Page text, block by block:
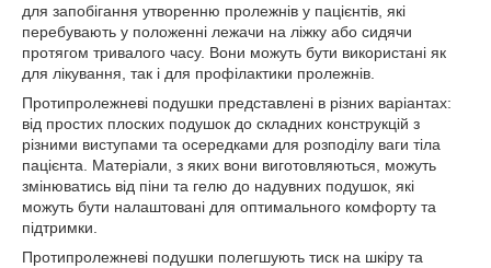
для запобігання утворенню пролежнів у пацієнтів, які
перебувають у положенні лежачи на ліжку або сидячи
протягом тривалого часу. Вони можуть бути використані як
для лікування, так і для профілактики пролежнів.
Протипролежневі подушки представлені в різних варіантах:
від простих плоских подушок до складних конструкцій з
різними виступами та осередками для розподілу ваги тіла
пацієнта. Матеріали, з яких вони виготовляються, можуть
змінюватись від піни та гелю до надувних подушок, які
можуть бути налаштовані для оптимального комфорту та
підтримки.
Протипролежневі подушки полегшують тиск на шкіру та